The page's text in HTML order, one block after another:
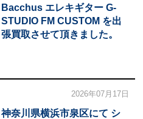
Bacchus エレキギター G-
STUDIO FM CUSTOM を出
張買取させて頂きました。
2026年07月17日
神奈川県横浜市泉区にて シ